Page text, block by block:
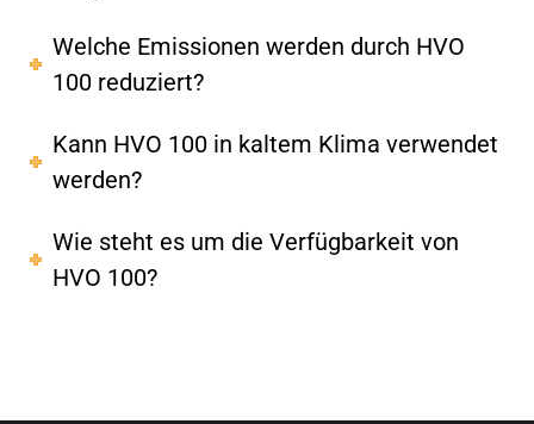
Welche Emissionen werden durch HVO
100 reduziert?
Kann HVO 100 in kaltem Klima verwendet
werden?
Wie steht es um die Verfügbarkeit von
HVO 100?